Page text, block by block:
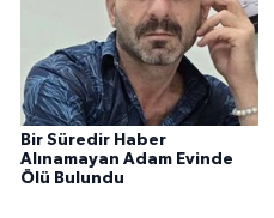
Bir Süredir Haber
Alınamayan Adam Evinde
Ölü Bulundu